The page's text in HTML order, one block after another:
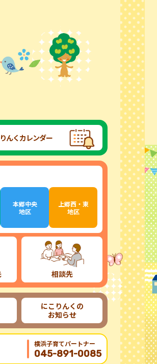
んくカレンダー
本郷中央
地区
上郷西・東
地区
相談先
にこりんくの
お知らせ
横浜子育てパートナー
045-891-0085